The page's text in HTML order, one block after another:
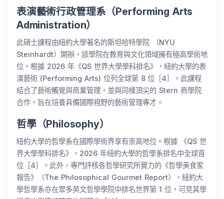
表演藝術行政管理系（Performing Arts
Administration）
此碩士課程由紐約大學著名的斯坦哈特學院 （NYU
Steinhardt）開辦，該學院在教育與文化領域擁有極高學術地
位。根據 2026 年《QS 世界大學學科排名》，紐約大學的表
演藝術 (Performing Arts) 位列全球第 8 位［4］。此課程
結合了藝術觸覺與商業管理，並與同樣頂尖的 Stern 商學院
合作，旨在培養具備國際視野的藝術管理專才。
哲學（Philosophy）
紐約大學的哲學系在國際學術界享有崇高地位。根據 《QS 世
界大學學科排名》，2026 年紐約大學的哲學系排名中全球首
位［4］。此外，專門評核各哲學研究所實力的《哲學美食家
報告》（The Philosophical Gourmet Report），紐約大
學哲學系亦在眾多英文哲學學院中排名世界第 1 位，可見其學